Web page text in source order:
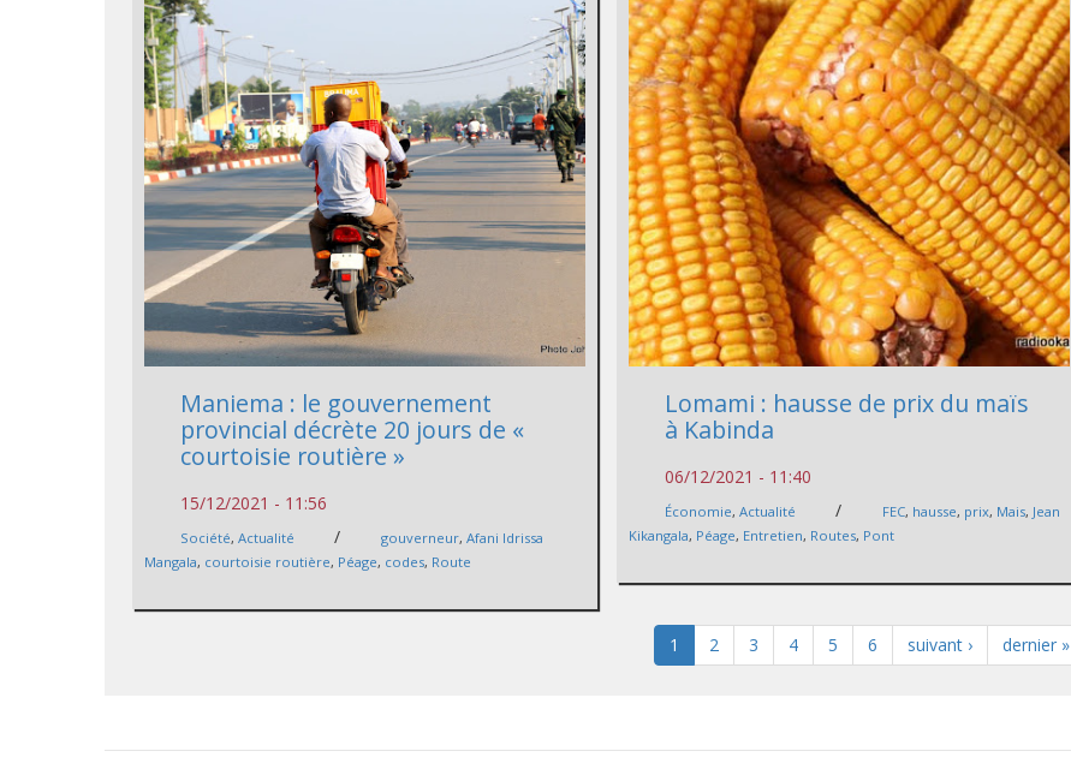
Maniema : le gouvernement
provincial décrète 20 jours de «
courtoisie routière »
15/12/2021 - 11:56
Société,Actualité / gouverneur,Afani Idrissa
Mangala, courtoisie routière, Péage, codes, Route
Lomami : hausse de prix du maïs
à Kabinda
06/12/2021 - 11:40
Économie,Actualité / FEC, hausse, prix, Mais, Jean
Kikangala, Péage, Entretien, Routes, Pont
1 2 3 4 5 6 suivant › dernier »